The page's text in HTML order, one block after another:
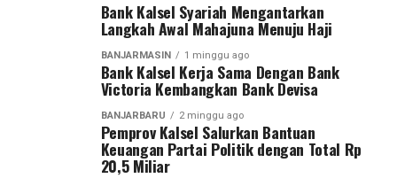
Bagi Donatur dan Sahabat Bank Kalsel yang ingin
menyisihkan sebagian hartanya untuk membantu
saudara kita yang membutuhkan, kamu bisa ikut
berpartisipasi dalam program-program kegiatan yang
dinisiasi oleh UPZ Bank Kalsel dengan menyalurkan
zakat, infak, dan sedekah melalui UPZ Bank Kalsel.
Bank Kalsel Syariah Mengantarkan
Langkah Awal Mahajuna Menuju Haji
BANJARMASIN 1 minggu ago
Bank Kalsel Kerja Sama Dengan Bank
Victoria Kembangkan Bank Devisa
BANJARBARU 2 minggu ago
Pemprov Kalsel Salurkan Bantuan
Keuangan Partai Politik dengan Total Rp
20,5 Miliar